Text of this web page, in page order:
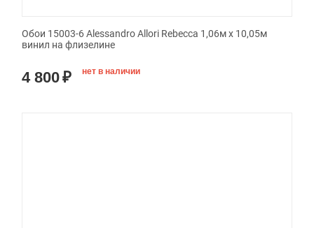
Обои 15003-6 Alessandro Allori Rebecca 1,06м х 10,05м
винил на флизелине
4 800₽ нет в наличии